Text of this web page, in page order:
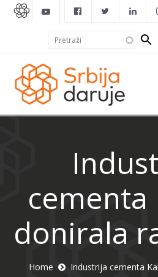
Search
form
cementa
donirala
Home Industrija cementa